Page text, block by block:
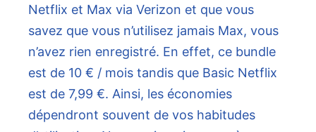
Netflix et Max via Verizon et que vous
savez que vous n’utilisez jamais Max, vous
n’avez rien enregistré. En effet, ce bundle
est de 10 € / mois tandis que Basic Netflix
est de 7,99 €. Ainsi, les économies
dépendront souvent de vos habitudes